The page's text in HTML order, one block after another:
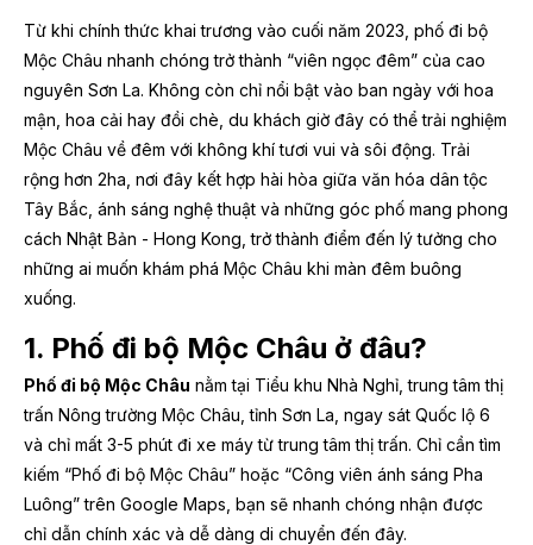
Từ khi chính thức khai trương vào cuối năm 2023, phố đi bộ
Mộc Châu nhanh chóng trở thành “viên ngọc đêm” của cao
nguyên Sơn La. Không còn chỉ nổi bật vào ban ngày với hoa
mận, hoa cải hay đồi chè, du khách giờ đây có thể trải nghiệm
Mộc Châu về đêm với không khí tươi vui và sôi động. Trải
rộng hơn 2ha, nơi đây kết hợp hài hòa giữa văn hóa dân tộc
Tây Bắc, ánh sáng nghệ thuật và những góc phố mang phong
cách Nhật Bản - Hong Kong, trở thành điểm đến lý tưởng cho
những ai muốn khám phá Mộc Châu khi màn đêm buông
xuống.
1. Phố đi bộ Mộc Châu ở đâu?
Phố đi bộ Mộc Châu nằm tại Tiểu khu Nhà Nghỉ, trung tâm thị
trấn Nông trường Mộc Châu, tỉnh Sơn La, ngay sát Quốc lộ 6
và chỉ mất 3-5 phút đi xe máy từ trung tâm thị trấn. Chỉ cần tìm
kiếm “Phố đi bộ Mộc Châu” hoặc “Công viên ánh sáng Pha
Luông” trên Google Maps, bạn sẽ nhanh chóng nhận được
chỉ dẫn chính xác và dễ dàng di chuyển đến đây.